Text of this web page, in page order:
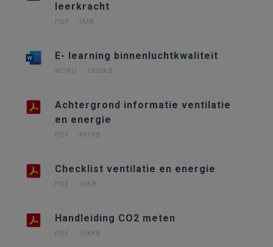
leerkracht
PDF 3MB
E- learning binnenluchtkwaliteit
WORD 1020KB
Achtergrond informatie ventilatie
en energie
PDF 461KB
Checklist ventilatie en energie
PDF 76KB
Handleiding CO2 meten
PDF 356KB